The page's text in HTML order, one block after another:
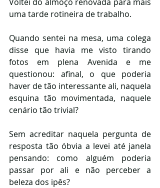
uma tarde rotineira de trabalho.
Quando sentei na mesa, uma colega
disse que havia me visto tirando
fotos em plena Avenida e me
questionou: afinal, o que poderia
haver de tão interessante ali, naquela
esquina tão movimentada, naquele
cenário tão trivial?
Sem acreditar naquela pergunta de
resposta tão óbvia a levei até janela
pensando: como alguém poderia
passar por ali e não perceber a
beleza dos ipês?